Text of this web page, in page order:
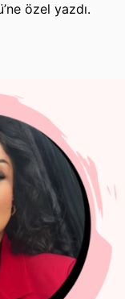
özel yazdı.